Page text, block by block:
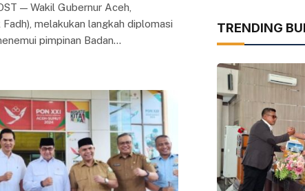
— Wakil Gubernur Aceh,
Fadh), melakukan langkah diplomasi
pimpinan Badan…
TRENDING